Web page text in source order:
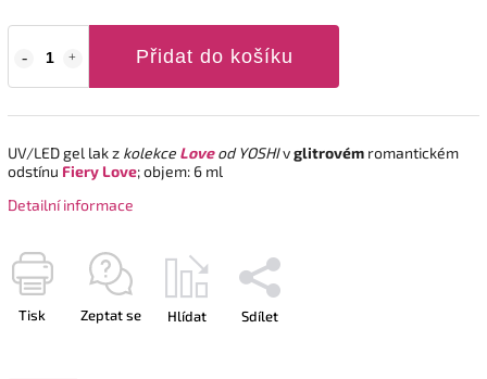
Přidat do košíku
UV/LED gel lak z kolekce Loveod YOSHIvglitrovém romantickém
odstínu Fiery Love; objem: 6 ml
Detailní informace
Tisk Zeptat se Hlídat Sdílet